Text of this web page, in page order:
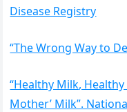
Disease Registry
“The Wrong Way to
“Healthy Milk,
Mother’ Milk”.